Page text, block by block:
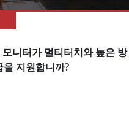
니터가 멀티터치와 높은 방
지원합니까?